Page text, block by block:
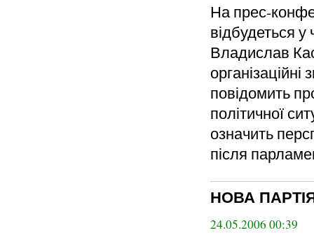
На прес-
відбудеться
Владислав
повідомить
політичної
означить
після
НОВА
24.05.2006 00:39